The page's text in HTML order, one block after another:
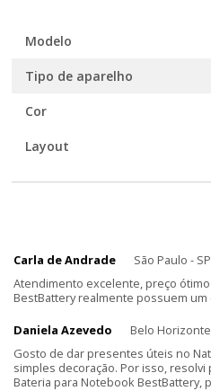
Modelo
Tipo de aparelho
Cor
Layout
Carla de Andrade
São Paulo - SP
Atendimento excelente, preço
BestBattery realmente possuem
Daniela Azevedo
Belo
Gosto de dar presentes úteis no
simples decoração. Por isso,
Bateria para Notebook